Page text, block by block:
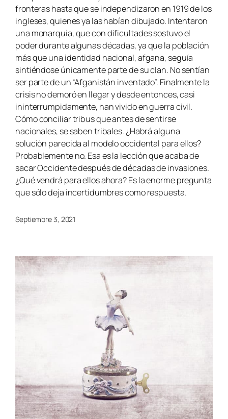
fronteras hasta que se independizaron en 1919 de los
ingleses, quienes ya las habían dibujado. Intentaron
una monarquía, que con dificultades sostuvo el
poder durante algunas décadas, ya que la población
más que una identidad nacional, afgana, seguía
sintiéndose únicamente parte de su clan. No sentían
ser parte de un “Afganistán inventado”. Finalmente la
crisis no demoró en llegar y desde entonces, casi
ininterrumpidamente, han vivido en guerra civil.
Cómo conciliar tribus que antes de sentirse
nacionales, se saben tribales. ¿Habrá alguna
solución parecida al modelo occidental para ellos?
Probablemente no. Esa es la lección que acaba de
sacar Occidente después de décadas de invasiones.
¿Qué vendrá para ellos ahora? Es la enorme pregunta
que sólo deja incertidumbres como respuesta.
Septiembre 3, 2021